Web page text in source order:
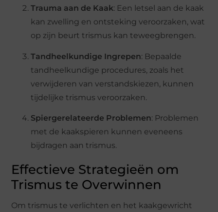
Trauma aan de Kaak: Een letsel aan de kaak
kan zwelling en ontsteking veroorzaken, wat
op zijn beurt trismus kan teweegbrengen.
Tandheelkundige Ingrepen: Bepaalde
tandheelkundige procedures, zoals het
verwijderen van verstandskiezen, kunnen
tijdelijke trismus veroorzaken.
Spiergerelateerde Problemen: Problemen
met de kaakspieren kunnen eveneens
bijdragen aan trismus.
Effectieve Strategieën om
Trismus te Overwinnen
Om trismus te verlichten en het kaakgewricht